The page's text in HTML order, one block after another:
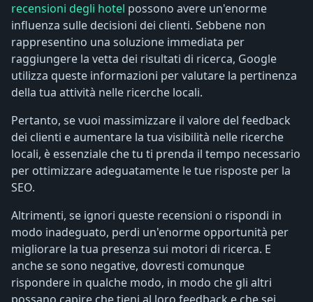
recensioni degli hotel possono avere un'enorme
influenza sulle decisioni dei clienti. Sebbene non
rappresentino una soluzione immediata per
raggiungere la vetta dei risultati di ricerca, Google
utilizza queste informazioni per valutare la pertinenza
della tua attività nelle ricerche locali.
Pertanto, se vuoi massimizzare il valore del feedback
dei clienti e aumentare la tua visibilità nelle ricerche
locali, è essenziale che tu ti prenda il tempo necessario
per ottimizzare adeguatamente le tue risposte per la
SEO.
Altrimenti, se ignori queste recensioni o rispondi in
modo inadeguato, perdi un'enorme opportunità per
migliorare la tua presenza sui motori di ricerca. E
anche se sono negative, dovresti comunque
rispondere in qualche modo, in modo che gli altri